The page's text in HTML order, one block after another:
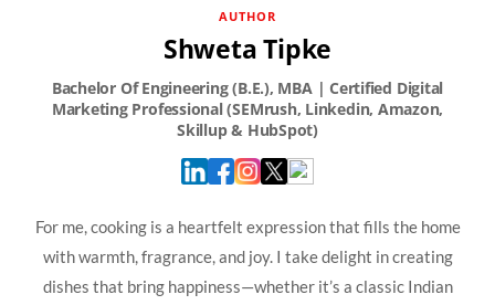
AUTHOR
Shweta Tipke
For me, cooking is a heartfelt expression that fills the home
with warmth, fragrance, and joy. I take delight in creating
dishes that bring happiness—whether it’s a classic Indian